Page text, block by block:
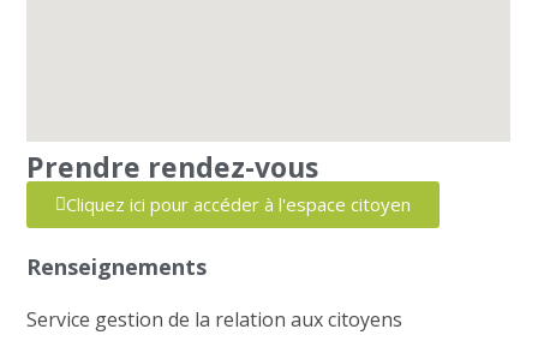
Prendre rendez-vous
Cliquez ici pour accéder à l'espace citoyen
Renseignements
Service gestion de la relation aux citoyens